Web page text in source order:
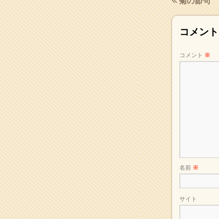
コメン
コメント ※
名前 ※
サイト
2017年5月(2)
2017年4月(2)
2017年3月(1)
2017年2月(1)
2017年1月(2)
2016年12月(4)
2016年11月(3)
2016年10月(1)
2016年9月(3)
2016年8月(2)
2016年7月(3)
2016年6月(2)
2016年5月(3)
2016年4月(4)
2016年3月(4)
2016年2月(5)
2016年1月(3)
2015年12月(6)
2015年11月(4)
2015年10月(4)
2015年9月(3)